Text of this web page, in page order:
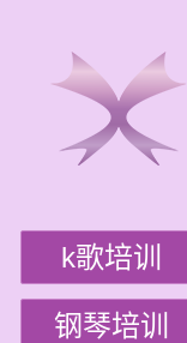
k歌培训
钢琴培训